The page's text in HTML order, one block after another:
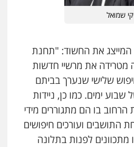
צבאי תעבורה
דין חן ברוך
עורכי דין טאי שרקי
אסירים תעבורה מרב"ד
שמואל
המייצג את החשוד: "תחנת
את מרשיי חדשות
שלישי שנערך בביתם
ימים. כמו כן, ניידות
בו הם מתגוררים מידי
התושבים ועורכים חיפושים
לפנות בתלונה
– עורך דין פלילי
סעדי